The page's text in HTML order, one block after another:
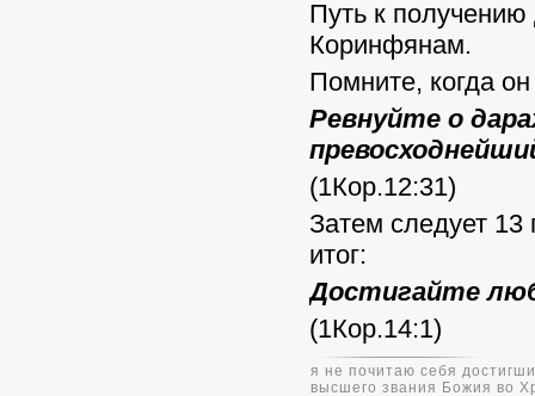
Путь к получению
Коринфянам.
Помните, когда он
Ревнуйте о
(1Кор.12:31)
Затем следует
итог:
Достигайте
(1Кор.14:1)
я не почитаю себя
высшего звания Божия во